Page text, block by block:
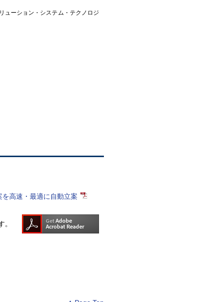
ューション・システム・テクノロジ
を高速・最適に自動立案